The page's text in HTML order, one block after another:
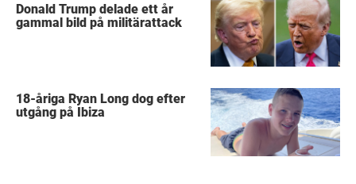
Donald Trump delade ett år
gammal bild på militärattack
18-åriga Ryan Long dog efter
utgång på Ibiza